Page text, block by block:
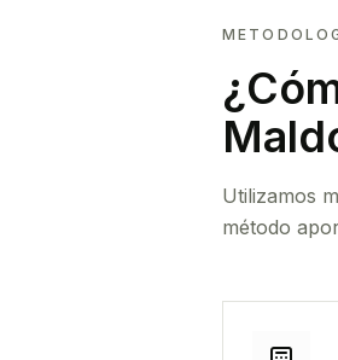
Utilizamos
método